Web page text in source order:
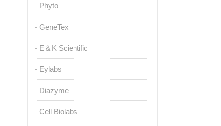
Phyto
GeneTex
E＆K Scientific
Eylabs
Diazyme
Cell Biolabs